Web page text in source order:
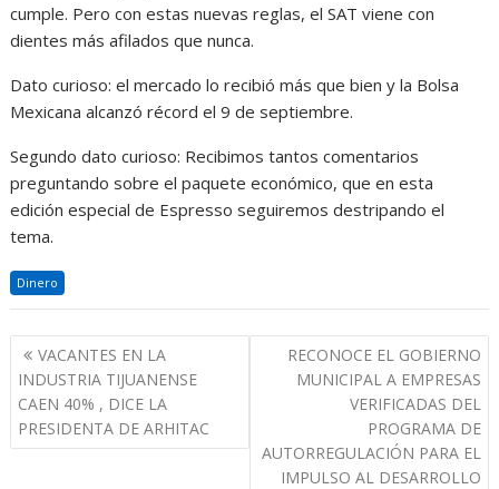
cumple. Pero con estas nuevas reglas, el SAT viene con
dientes más afilados que nunca.
Dato curioso: el mercado lo recibió más que bien y la Bolsa
Mexicana alcanzó récord el 9 de septiembre.
Segundo dato curioso: Recibimos tantos comentarios
preguntando sobre el paquete económico, que en esta
edición especial de Espresso seguiremos destripando el
tema.
Dinero
Navegación
de
entradas
VACANTES EN LA
INDUSTRIA TIJUANENSE
CAEN 40% , DICE LA
PRESIDENTA DE ARHITAC
RECONOCE EL GOBIERNO
MUNICIPAL A EMPRESAS
VERIFICADAS DEL
PROGRAMA DE
AUTORREGULACIÓN PARA EL
IMPULSO AL DESARROLLO